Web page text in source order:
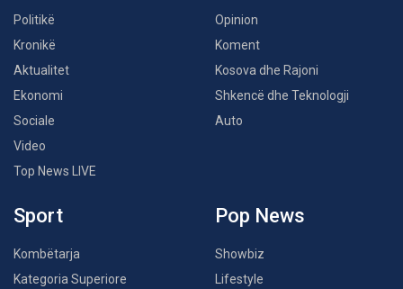
Politikë
Kronikë
Aktualitet
Ekonomi
Sociale
Video
Top News LIVE
Opinion
Koment
Kosova dhe Rajoni
Shkencë dhe Teknologji
Auto
Sport
Kombëtarja
Kategoria Superiore
Pop News
Showbiz
Lifestyle